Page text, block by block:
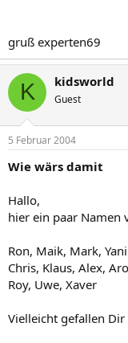
gruß experten69
K kidsworld
Guest
5 Februar 2004
Wie wärs damit
Hallo,
hier ein paar Namen
Ron, Maik, Mark,
Chris, Klaus, Alex,
Roy, Uwe, Xaver
Vielleicht gefallen Dir